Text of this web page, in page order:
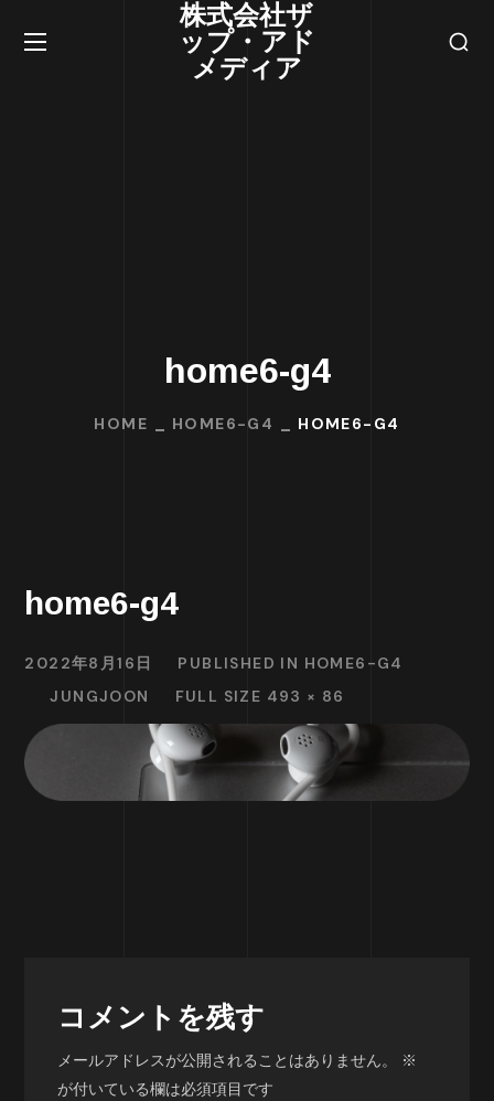
株式会社ザ
ップ・アド
メディア
home6-g4
HOME HOME6-G4 HOME6-G4
home6-g4
2022年8月16日 PUBLISHED IN HOME6-G4
JUNGJOON
FULL SIZE 493 × 86
コメントを残す
メールアドレスが公開されることはありません。
※
が付いている欄は必須項目です